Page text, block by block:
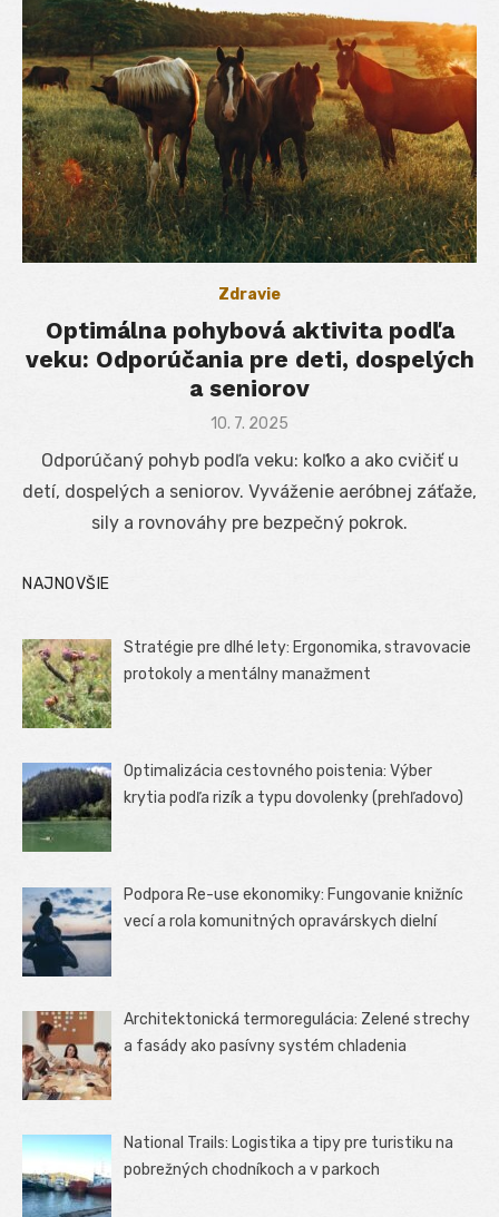
Zdravie
Optimálna pohybová aktivita podľa
veku: Odporúčania pre deti, dospelých
a seniorov
Posted
10. 7. 2025
Odporúčaný pohyb podľa veku: koľko a ako cvičiť u
detí, dospelých a seniorov. Vyváženie aeróbnej záťaže,
sily a rovnováhy pre bezpečný pokrok.
NAJNOVŠIE
Stratégie pre dlhé lety: Ergonomika, stravovacie
protokoly a mentálny manažment
Optimalizácia cestovného poistenia: Výber
krytia podľa rizík a typu dovolenky (prehľadovo)
Podpora Re-use ekonomiky: Fungovanie knižníc
vecí a rola komunitných opravárskych dielní
Architektonická termoregulácia: Zelené strechy
a fasády ako pasívny systém chladenia
National Trails: Logistika a tipy pre turistiku na
pobrežných chodníkoch a v parkoch